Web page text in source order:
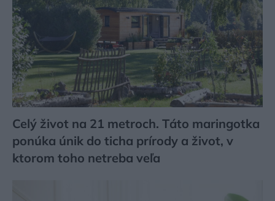
Celý život na 21 metroch. Táto maringotka
ponúka únik do ticha prírody a život, v
ktorom toho netreba veľa